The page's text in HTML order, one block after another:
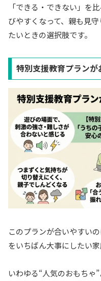
「できる・できない」を
びやすくなって、親も見
たいときの選択肢です。
特別支援教育プラン
このプランが合いやすい
をいちばん大事にしたい家
いわゆる“人気のおもちゃ”